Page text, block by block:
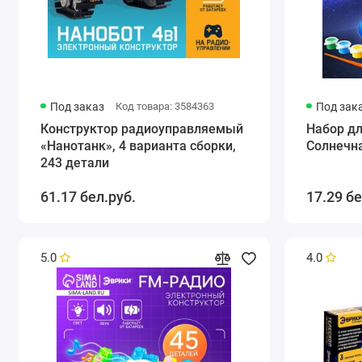
Под заказ Код товара: 3584363
Конструктор радиоуправляемый
«Нанотанк», 4 варианта сборки,
243 детали
61.17 бел.руб.
Под
Набор
17.29
5.0 4.0